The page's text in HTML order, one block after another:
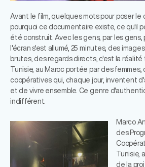
Avant le film, quelques mots pour poser le
pourquoi ce documentaire existe, ce qu'il
été construit. Avec les gens, par les gens,
l'écran s'est allumé, 25 minutes, des
brutes, des regards directs, c'est la
Tunisie, au Maroc portée par des
coopératives qui, chaque jour, inventent
et de vivre ensemble. Ce genre
indifférent.
Marco
des
Tunisie,
de la